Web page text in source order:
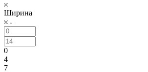
Ширина
0
4
7